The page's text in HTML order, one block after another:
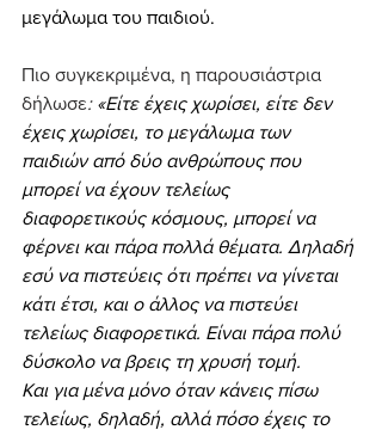
μεγάλωμα του παιδιού.
Πιο συγκεκριμένα, η παρουσιάστρια
δήλωσε: «Είτε έχεις χωρίσει, είτε δεν
έχεις χωρίσει, το μεγάλωμα των
παιδιών από δύο ανθρώπους που
μπορεί να έχουν τελείως
διαφορετικούς κόσμους, μπορεί να
φέρνει και πάρα πολλά θέματα. Δηλαδή
εσύ να πιστεύεις ότι πρέπει να γίνεται
κάτι έτσι, και ο άλλος να πιστεύει
τελείως διαφορετικά. Είναι πάρα πολύ
δύσκολο να βρεις τη χρυσή τομή.
Και για μένα μόνο όταν κάνεις πίσω
τελείως, δηλαδή, αλλά πόσο έχεις το